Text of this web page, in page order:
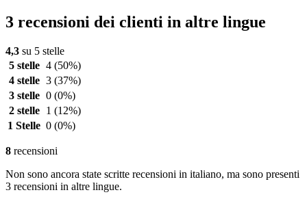
3 recensioni dei clienti in altre lingue
4,3 su 5 stelle
5 stelle 4 (50%)
4 stelle 3 (37%)
3 stelle 0 (0%)
2 stelle
1 (12%)
1 Stelle 0 (0%)
8 recensioni
Non sono ancora state scritte recensioni in italiano, ma sono presenti
3 recensioni in altre lingue.